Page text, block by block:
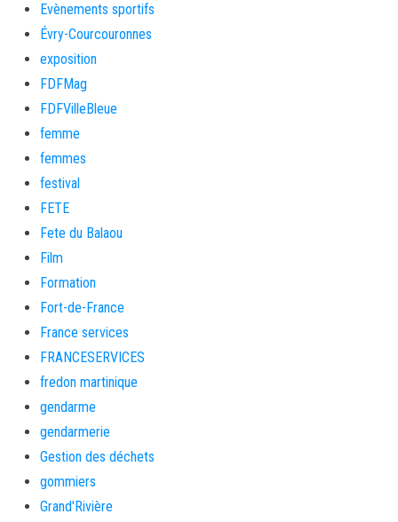
Evènements sportifs
Évry-Courcouronnes
exposition
FDFMag
FDFVilleBleue
femme
femmes
festival
FETE
Fete du Balaou
Film
Formation
Fort-de-France
France services
FRANCESERVICES
fredon martinique
gendarme
gendarmerie
Gestion des déchets
gommiers
Grand'Rivière